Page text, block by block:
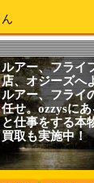
ルアー、フライ
店、オジーズへ
ルアー、フライ
任せ。ozzysに
と仕事をする本
買取も実施中！